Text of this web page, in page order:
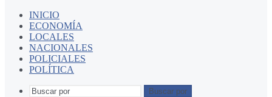
INICIO
ECONOMÍA
LOCALES
NACIONALES
POLICIALES
POLÍTICA
Buscar por